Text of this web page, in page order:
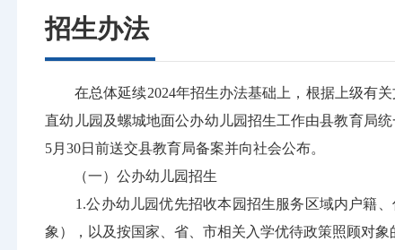
招生办法
在总体延续2024年招生办法基础上，根据上级有
直幼儿园及螺城地面公办幼儿园招生工作由县教育局
5月30日前送交县教育局备案并向社会公布。
（一）公办幼儿园招生
1.公办幼儿园优先招收本园招生服务区域内户籍、
象），以及按国家、省、市相关入学优待政策照顾对象